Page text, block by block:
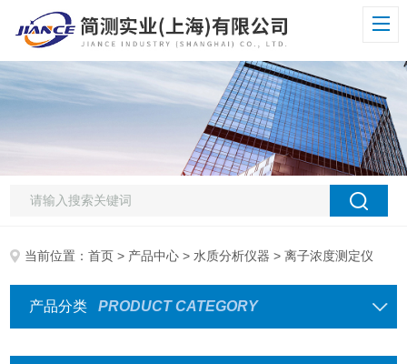
当前位置：首页 > 产品中心 >水质分析仪器 > 离子浓度测定仪
产品分类 PRODUCT CATEGORY